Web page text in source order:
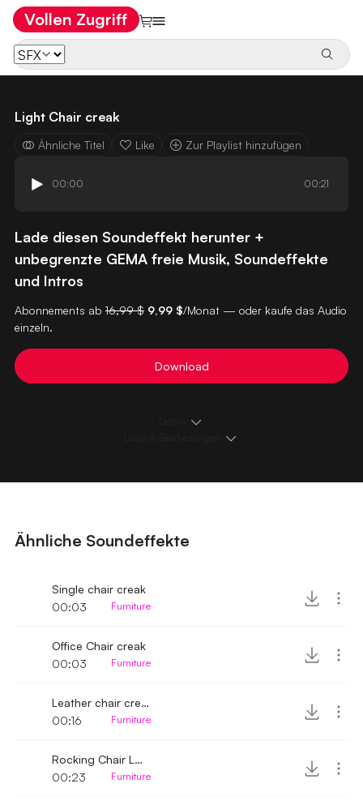
Vollen Zugriff
Light Chair creak
Ähnliche Titel Like Zur Playlist hinzufügen
00:00 00:21
Lade diesen Soundeffekt herunter +
unbegrenzte GEMA freie Musik, Soundeffekte
und Intros
Abonnements ab 16,99 $ 9,99 $/Monat — oder kaufe das Audio
einzeln.
Download
Ähnliche Soundeffekte
Single chair creak
00:03
Furniture
Office Chair creak
00:03
Furniture
Leather chair creak
00:16
Furniture
Rocking Chair Loud Creak 2
00:23
Furniture